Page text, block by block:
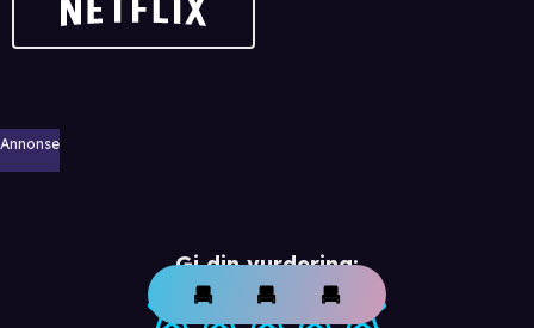
Annonse
Gi din vurdering: